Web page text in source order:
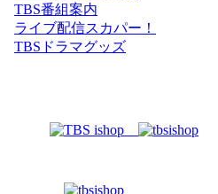
TBS番組案内
ライブ配信スカパー！
TBSドラマグッズ